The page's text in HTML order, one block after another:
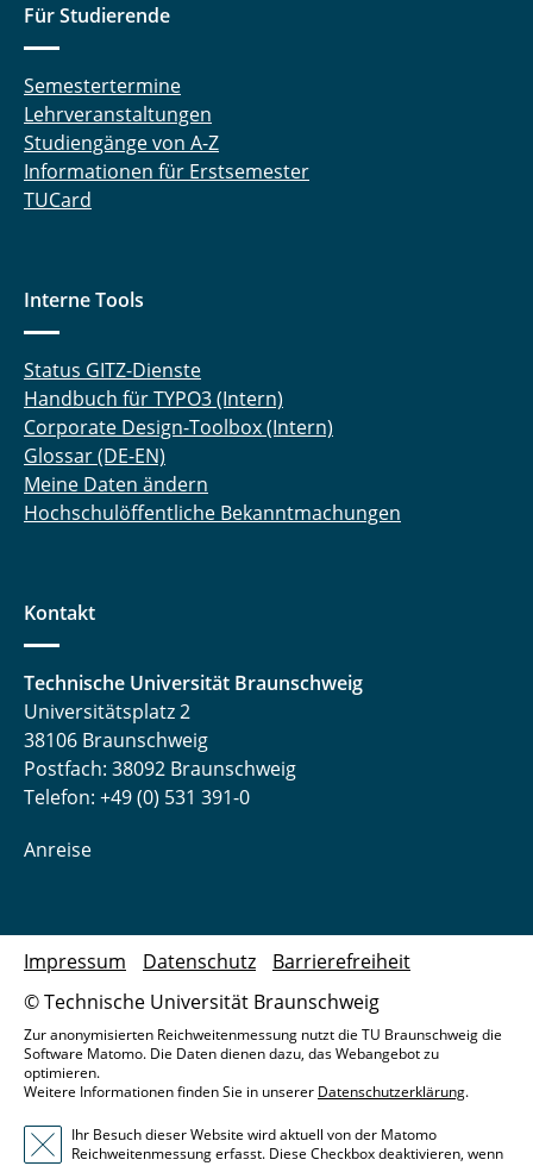
Für Studierende
Semestertermine
Lehrveranstaltungen
Studiengänge von A-Z
Informationen für Erstsemester
TUCard
Interne Tools
Status GITZ-Dienste
Handbuch für TYPO3 (Intern)
Corporate Design-Toolbox (Intern)
Glossar (DE-EN)
Meine Daten ändern
Hochschulöffentliche Bekanntmachungen
Kontakt
Technische Universität Braunschweig
Universitätsplatz 2
38106 Braunschweig
Postfach: 38092 Braunschweig
Telefon: +49 (0) 531 391-0
Anreise
© Technische Universität Braunschweig
Impressum Datenschutz Barrierefreiheit
Zur anonymisierten Reichweitenmessung nutzt die TU Braunschweig die
Software Matomo. Die Daten dienen dazu, das Webangebot zu
optimieren.
Weitere Informationen finden Sie in unserer Datenschutzerklärung.
Ihr Besuch dieser Website wird aktuell von der Matomo
Reichweitenmessung erfasst. Diese Checkbox deaktivieren, wenn